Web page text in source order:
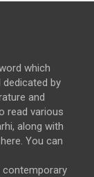
which
by
and
read various
along with
You can
contemporary